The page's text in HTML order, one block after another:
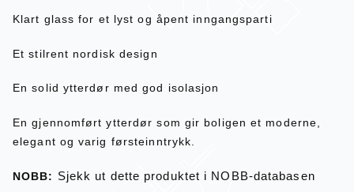
Klart glass for et lyst og åpent inngangsparti
Et stilrent nordisk design
En solid ytterdør med god isolasjon
En gjennomført ytterdør som gir boligen et moderne,
elegant og varig førsteinntrykk.
NOBB: Sjekk ut dette produktet i NOBB-databasen